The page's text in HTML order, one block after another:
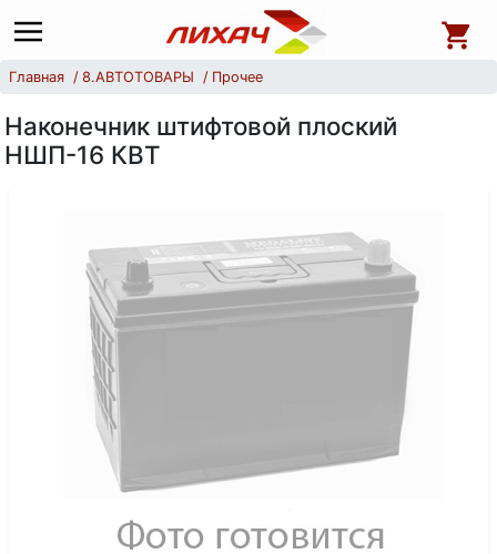
Главная 8.АВТОТОВАРЫ Прочее
Наконечник штифтовой плоский
НШП-16 КВТ